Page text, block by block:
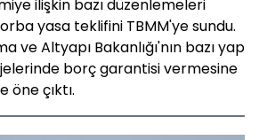
ilişkin bazı düzenlemeleri
yasa teklifini TBMM'ye sundu.
ve Altyapı Bakanlığı'nın bazı yap
borç garantisi vermesine
öne çıktı.